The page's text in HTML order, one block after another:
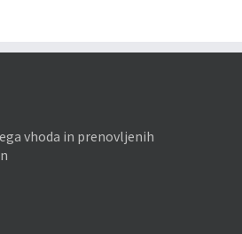
vhoda in prenovljenih